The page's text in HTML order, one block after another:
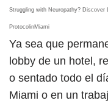
Struggling with Neuropathy?
ProtocolinMiami
Ya sea que
lobby de un hotel,
o sentado todo el
Miami o en un